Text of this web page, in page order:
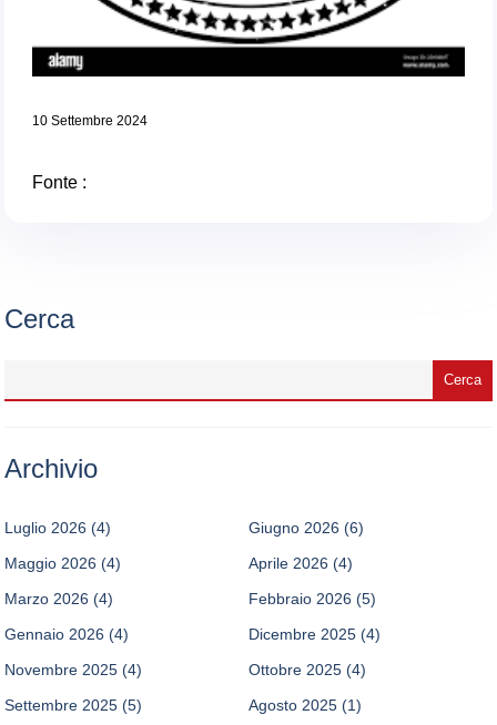
10 Settembre 2024
Fonte :
Cerca
Archivio
Luglio 2026 (4) Giugno 2026 (6)
Maggio 2026 (4) Aprile 2026 (4)
Marzo 2026 (4) Febbraio 2026 (5)
Gennaio 2026 (4) Dicembre 2025 (4)
Novembre 2025 (4) Ottobre 2025 (4)
Settembre 2025 (5) Agosto 2025 (1)